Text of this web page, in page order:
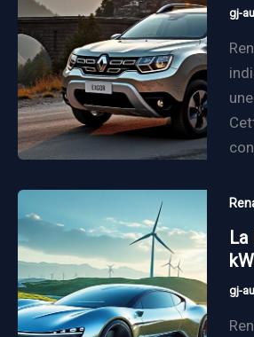
gj-
gj-